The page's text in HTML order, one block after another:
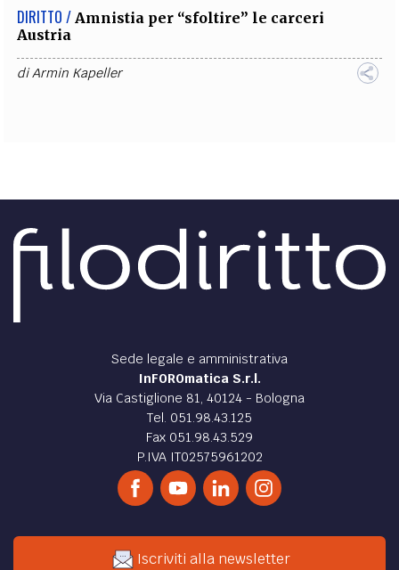
DIRITTO / Amnistia per “sfoltire” le carceri
Austria
diArmin Kapeller
Sede legale e amministrativa
InFOROmatica S.r.l.
Via Castiglione 81, 40124 - Bologna
Tel. 051.98.43.125
Fax 051.98.43.529
P.IVA IT02575961202
Iscriviti alla newsletter